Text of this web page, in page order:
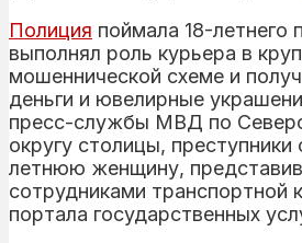
Полиция поймала 18-летнего
выполнял роль курьера в
мошеннической схеме и
деньги и ювелирные
пресс-службы МВД по
округу столицы, преступники
летнюю женщину,
сотрудниками транспортной
портала государственных